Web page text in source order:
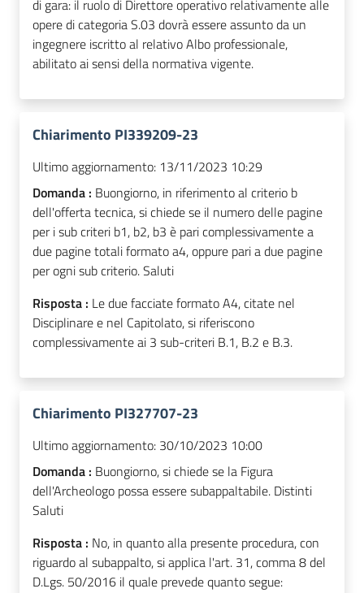
di gara: il ruolo di Direttore operativo relativamente alle
opere di categoria S.03 dovrà essere assunto da un
ingegnere iscritto al relativo Albo professionale,
abilitato ai sensi della normativa vigente.
Chiarimento PI339209-23
Ultimo aggiornamento: 13/11/2023 10:29
Domanda : Buongiorno, in riferimento al criterio b
dell'offerta tecnica, si chiede se il numero delle pagine
per i sub criteri b1, b2, b3 è pari complessivamente a
due pagine totali formato a4, oppure pari a due pagine
per ogni sub criterio. Saluti
Risposta : Le due facciate formato A4, citate nel
Disciplinare e nel Capitolato, si riferiscono
complessivamente ai 3 sub-criteri B.1, B.2 e B.3.
Chiarimento PI327707-23
Ultimo aggiornamento: 30/10/2023 10:00
Domanda : Buongiorno, si chiede se la Figura
dell'Archeologo possa essere subappaltabile. Distinti
Saluti
Risposta : No, in quanto alla presente procedura, con
riguardo al subappalto, si applica l'art. 31, comma 8 del
D.Lgs. 50/2016 il quale prevede quanto segue: